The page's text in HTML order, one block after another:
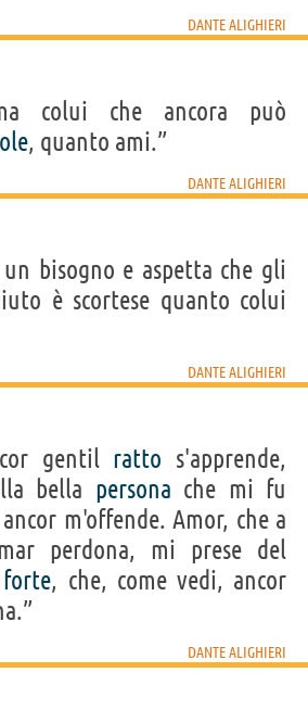
DANTE ALIGHIERI
colui che ancora può
, quanto ami.”
DANTE ALIGHIERI
un bisogno e aspetta che gli
è scortese quanto colui
DANTE ALIGHIERI
gentil ratto s'apprende,
bella persona che mi fu
m'offende. Amor, che a
perdona, mi prese del
forte, che, come vedi, ancor
DANTE ALIGHIERI